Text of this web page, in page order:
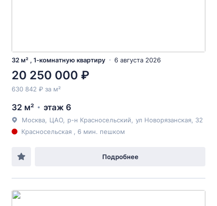
32 м² , 1-комнатную квартиру 6 августа 2026
20 250 000 ₽
630 842 ₽ за м²
32 м² этаж 6
Москва ЦАО р-н Красносельский ул Новорязанская , 32
Красносельская , 6 мин. пешком
Подробнее